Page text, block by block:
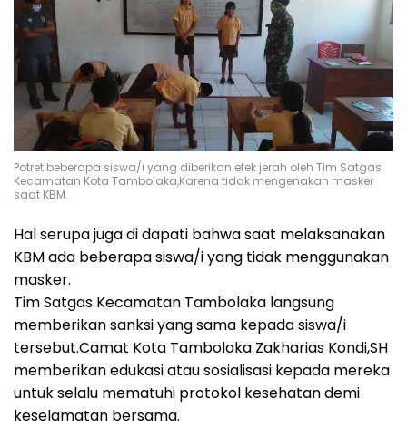
Potret beberapa siswa/i yang diberikan efek jerah oleh Tim Satgas
Kecamatan Kota Tambolaka,Karena tidak mengenakan masker
saat KBM.
Hal serupa juga di dapati bahwa saat melaksanakan
KBM ada beberapa siswa/i yang tidak menggunakan
masker.
Tim Satgas Kecamatan Tambolaka langsung
memberikan sanksi yang sama kepada siswa/i
tersebut.Camat Kota Tambolaka Zakharias Kondi,SH
memberikan edukasi atau sosialisasi kepada mereka
untuk selalu mematuhi protokol kesehatan demi
keselamatan bersama.